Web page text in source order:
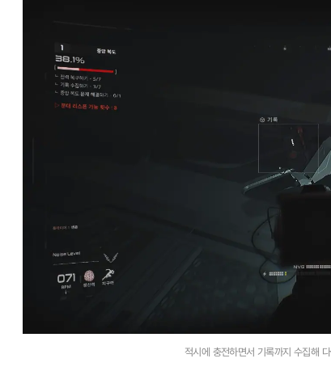
적시에 충전하면서 기록까지 수집해